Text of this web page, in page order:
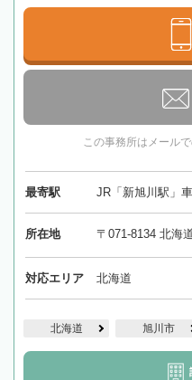
この事務所はメール
最寄駅 JR「新旭川駅」
所在地 〒071-8134 北海
対応エリア 北海道
北海道 旭川市